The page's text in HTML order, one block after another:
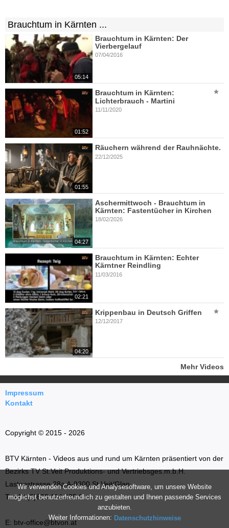
Wir verwenden Cookies und Analysesoftware, um unsere Website
möglichst benutzerfreundlich zu gestalten und Ihnen passende Services
anzubieten.
Weiter Informationen: Datenschutzhinweise
Brauchtum in Kärnten ...
05:14
Brauchtum in Kärnten: Der
Vierbergelauf
07/04/2016
01:52
Brauchtum in Kärnten:
Lichterbrauch - Martini
11/11/2020
01:55
Räuchern während der Rauhnächte.
22/12/2025
04:27
Aschermittwoch - Brauchtum in
Kärnten: Fastentücher in Kirchen
18/02/2026
02:21
Brauchtum in Kärnten: Echter
Kärntner Reindling
11/03/2016
04:20
Krippenbau in Deutsch Griffen
12/12/2017
Mehr Videos
Impressum
Kontakt
Copyright © 2015 - 2026
BTV Kärnten - Videos aus und rund um Kärnten präsentiert von der
Bezirks TV St.Veit Produktions- und Vertriebsges.m.b.H.
Lastenstrasse 28a A-9300 St.Veit/Glan
T: +43 (0)699 114 035 66
E: btv-office@btvon.at